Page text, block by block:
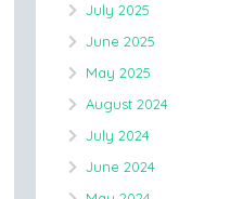
July 2025
June 2025
May 2025
August 2024
July 2024
June 2024